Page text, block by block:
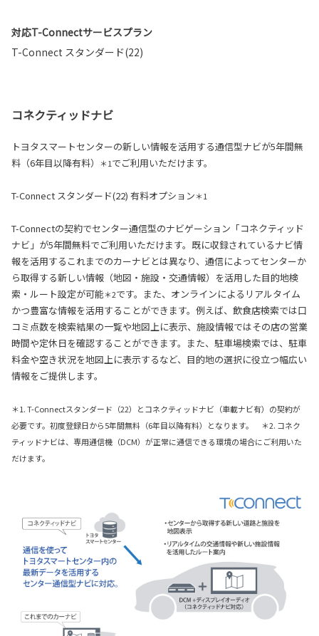
対応T-Connectサービスプラン
T-Connect スタンダード(22)
コネクティッドナビ
トヨタスマートセンターの新しい情報を活用する通信型ナビが5年間無
料（6年目以降有料）
＊1でご利用いただけます。
T-Connect スタンダード(22) 有料オプション＊1
T-Connectの契約でセンター通信型のナビゲーション「コネクティッド
ナビ」が5年間無料でご利用いただけます。既に収録されているナビ情
報を活用するこれまでのカーナビとは異なり、通信によってセンターか
ら取得する新しい情報（地図・施設・交通情報）を活用した目的地検
索・ルート設定が可能＊2です。また、オンラインによるリアルタイム
かつ豊富な情報を活用することができます。例えば、飲食店検索では口
コミ点数を検索結果の一覧や地図上に表示、施設情報ではその店の営業
時間や定休日を確認することができます。また、駐車場検索では、駐車
料金や空き状況を地図上に表示するなど、目的地の選択に役立つ幅広い
情報をご提供します。
＊1. T-Connectスタンダード（22）とコネクティッドナビ（車載ナビ有）の契約が
必要です。初度登録日から5年間無料（6年目以降有料）となります。 ＊2. コネク
ティッドナビは、専用通信機（DCM）が正常に通信できる環境の場合にご利用いた
だけます。